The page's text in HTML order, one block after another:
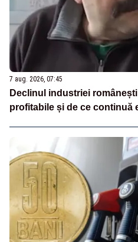
7 aug. 2026, 07:45
Declinul industriei
profitabile și de ce continuă